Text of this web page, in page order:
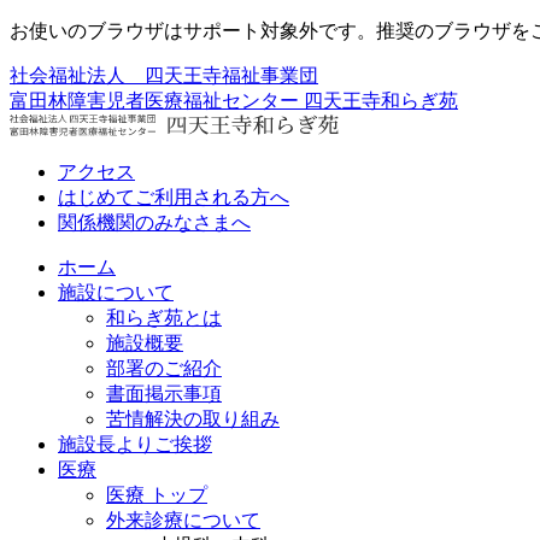
お使いのブラウザはサポート対象外です。推奨のブラウザを
社会福祉法人 四天王寺福祉事業団
富田林障害児者医療福祉センター 四天王寺和らぎ苑
アクセス
はじめてご利用される方へ
関係機関のみなさまへ
ホーム
施設について
和らぎ苑とは
施設概要
部署のご紹介
書面掲示事項
苦情解決の取り組み
施設長よりご挨拶
医療
医療 トップ
外来診療について